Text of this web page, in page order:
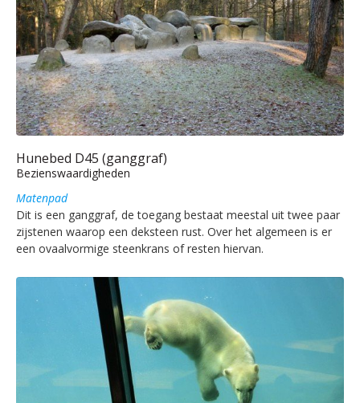
Hunebed D45 (ganggraf)
Bezienswaardigheden
Matenpad
Dit is een ganggraf, de toegang bestaat meestal uit twee paar
zijstenen waarop een deksteen rust. Over het algemeen is er
een ovaalvormige steenkrans of resten hiervan.